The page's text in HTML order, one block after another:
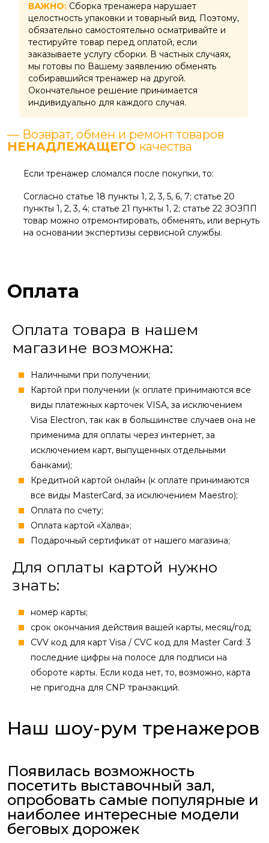
ВАЖНО: Сборка тренажера нарушает
целостность упаковки и товарный вид. Поэтому,
обязательно самостоятельно осматривайте и
тестируйте товар перед оплатой, если
заказываете услугу сборки. В частных случаях,
мы готовы по Вашему заявлению обменять
собиравшийся тренажер на другой.
Окончательное решение принимается
индивидуально для каждого случая.
— Возврат, обмен и ремонт товаров
НЕНАДЛЕЖАЩЕГО качества
Если тренажер сломался после покупки, то:
Согласно статье 18 пункты 1, 2, 3, 5, 6, 7; статье 20
пункты 1, 2, 3, 4; статье 21 пункты 1, 2; статье 22 ЗОЗПП
товар можно отремонтировать, обменять, или вернуть
на основании экспертизы сервисной службы.
Оплата
Оплата товара в нашем
магазине возможна:
Наличными при получении;
Картой при получении (к оплате принимаются все
виды платежных карточек VISA, за исключением
Visa Electron, так как в большинстве случаев она не
применима для оплаты через интернет, за
исключением карт, выпущенных отдельными
банками);
Кредитной картой онлайн (к оплате принимаются
все виды MasterCard, за исключением Maestro);
Оплата по счету;
Оплата картой «Халва»;
Подарочный сертификат от нашего магазина;
Для оплаты картой нужно
знать:
номер карты;
cрок окончания действия вашей карты, месяц/год;
CVV код для карт Visa / CVC код для Master Card: 3
последние цифры на полосе для подписи на
обороте карты. Если кода нет, то, возможно, карта
не пригодна для CNP транзакций.
Наш шоу-рум тренажеров
Появилась возможность
посетить выставочный зал,
опробовать самые популярные и
наиболее интересные модели
беговых дорожек